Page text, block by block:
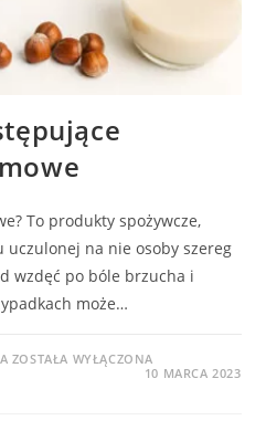
To produkty spożywcze,
uczulonej na nie osoby szereg
wzdęć po bóle brzucha i
może…
NAJCZĘŚCIEJ
WYSTĘPUJĄCE
ZOSTAŁA WYŁĄCZONA
10 MARCA 2023